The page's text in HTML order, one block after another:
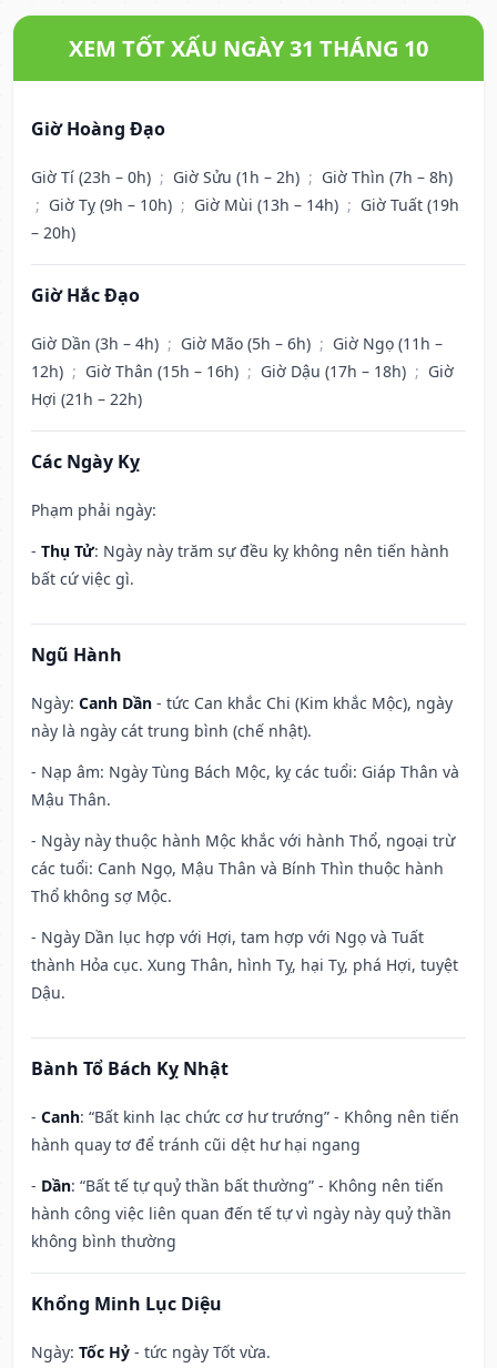
XEM TỐT XẤU NGÀY 31 THÁNG 10
Giờ Hoàng Đạo
Giờ Tí (23h – 0h) ; Giờ Sửu (1h – 2h) ; Giờ Thìn (7h – 8h)
; Giờ Tỵ (9h – 10h) ; Giờ Mùi (13h – 14h) ; Giờ Tuất (19h
– 20h)
Giờ Hắc Đạo
Giờ Dần (3h – 4h) ; Giờ Mão (5h – 6h) ; Giờ Ngọ (11h –
12h) ; Giờ Thân (15h – 16h) ; Giờ Dậu (17h – 18h) ; Giờ
Hợi (21h – 22h)
Các Ngày Kỵ
Phạm phải ngày:
- Thụ Tử: Ngày này trăm sự đều kỵ không nên tiến hành
bất cứ việc gì.
Ngũ Hành
Ngày: Canh Dần - tức Can khắc Chi (Kim khắc Mộc), ngày
này là ngày cát trung bình (chế nhật).
- Nạp âm: Ngày Tùng Bách Mộc, kỵ các tuổi: Giáp Thân và
Mậu Thân.
- Ngày này thuộc hành Mộc khắc với hành Thổ, ngoại trừ
các tuổi: Canh Ngọ, Mậu Thân và Bính Thìn thuộc hành
Thổ không sợ Mộc.
- Ngày Dần lục hợp với Hợi, tam hợp với Ngọ và Tuất
thành Hỏa cục. Xung Thân, hình Tỵ, hại Tỵ, phá Hợi, tuyệt
Dậu.
Bành Tổ Bách Kỵ Nhật
- Canh: “Bất kinh lạc chức cơ hư trướng” - Không nên tiến
hành quay tơ để tránh cũi dệt hư hại ngang
- Dần: “Bất tế tự quỷ thần bất thường” - Không nên tiến
hành công việc liên quan đến tế tự vì ngày này quỷ thần
không bình thường
Khổng Minh Lục Diệu
Ngày: Tốc Hỷ - tức ngày Tốt vừa.